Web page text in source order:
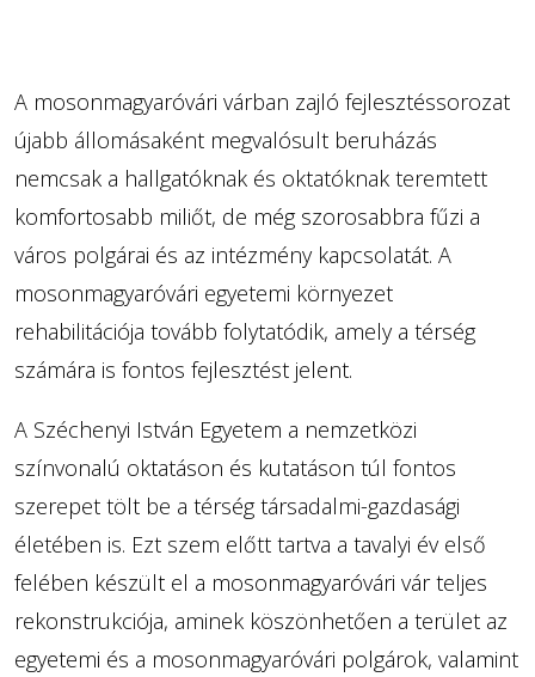
A mosonmagyaróvári várban zajló fejlesztéssorozat
újabb állomásaként megvalósult beruházás
nemcsak a hallgatóknak és oktatóknak teremtett
komfortosabb miliőt, de még szorosabbra fűzi a
város polgárai és az intézmény kapcsolatát. A
mosonmagyaróvári egyetemi környezet
rehabilitációja tovább folytatódik, amely a térség
számára is fontos fejlesztést jelent.
A Széchenyi István Egyetem a nemzetközi
színvonalú oktatáson és kutatáson túl fontos
szerepet tölt be a térség társadalmi-gazdasági
életében is. Ezt szem előtt tartva a tavalyi év első
felében készült el a mosonmagyaróvári vár teljes
rekonstrukciója, aminek köszönhetően a terület az
egyetemi és a mosonmagyaróvári polgárok, valamint